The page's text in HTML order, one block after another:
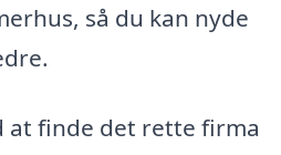
så du kan nyde
at finde det rette firma